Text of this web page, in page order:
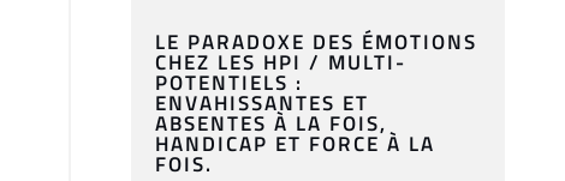
LE PARADOXE DES ÉMOTIONS
CHEZ LES HPI / MULTI-
POTENTIELS :
ENVAHISSANTES ET
ABSENTES À LA FOIS,
HANDICAP ET FORCE À LA
FOIS.